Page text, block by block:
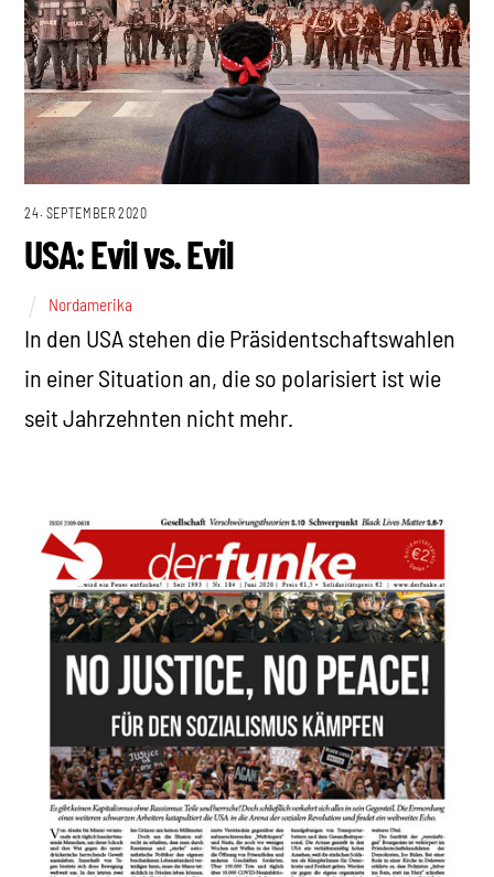
24. SEPTEMBER 2020
USA: Evil vs. Evil
Nordamerika
In den USA stehen die Präsidentschaftswahlen
in einer Situation an, die so polarisiert ist wie
seit Jahrzehnten nicht mehr.